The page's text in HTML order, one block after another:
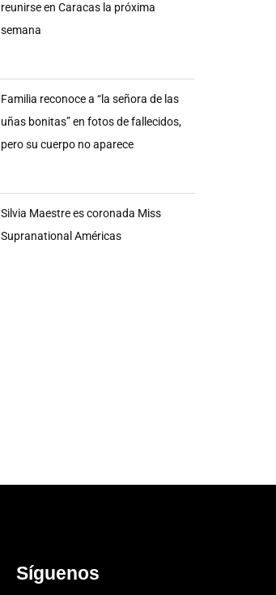
reunirse en Caracas la próxima
semana
Familia reconoce a “la señora de las
uñas bonitas” en fotos de fallecidos,
pero su cuerpo no aparece
Silvia Maestre es coronada Miss
Supranational Américas
Síguenos